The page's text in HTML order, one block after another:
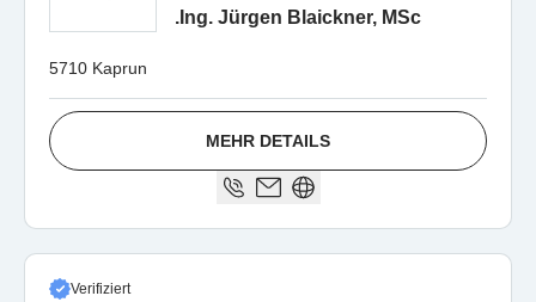
.Ing. Jürgen Blaickner, MSc
5710 Kaprun
MEHR DETAILS
Verifiziert